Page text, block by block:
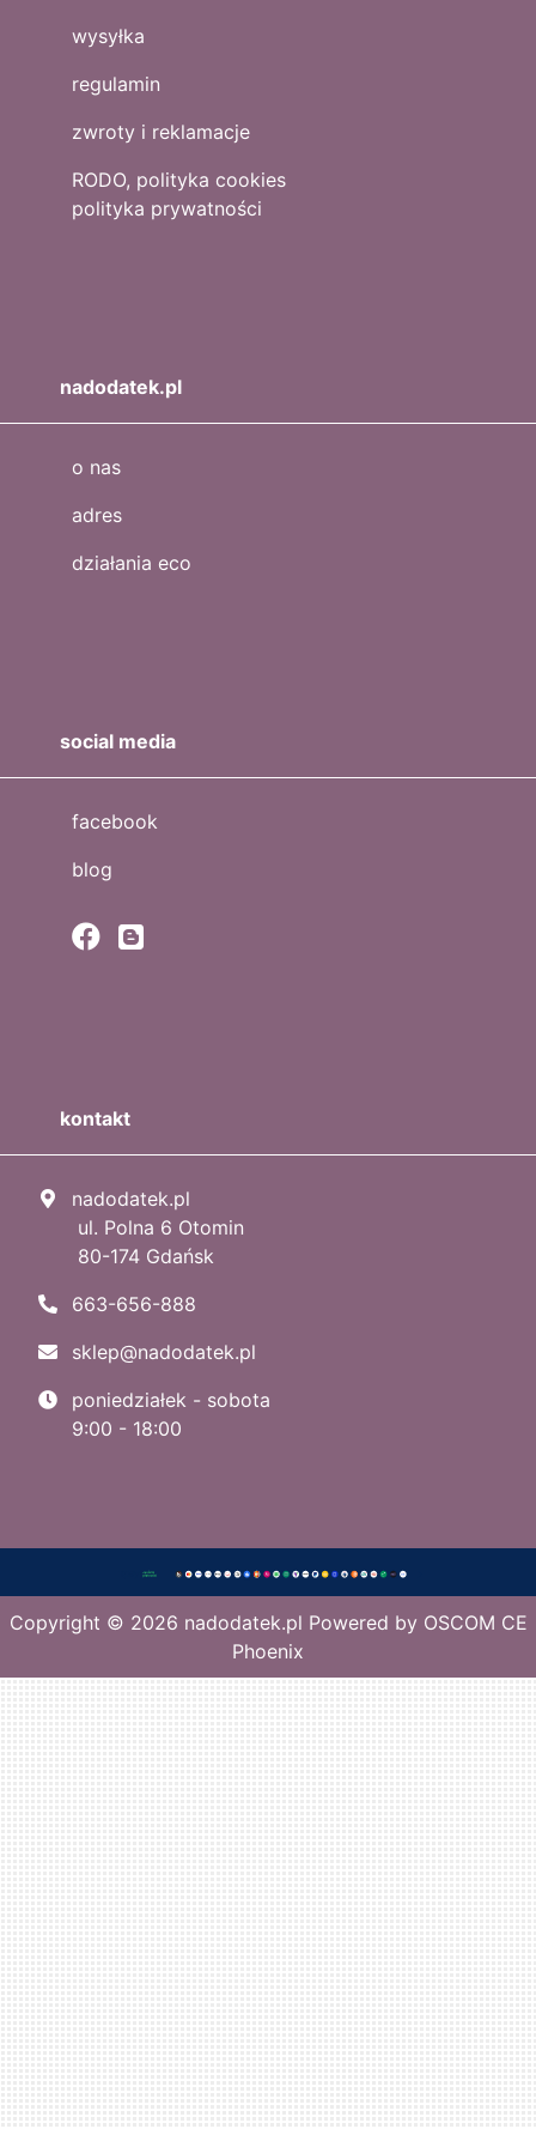
wysyłka
regulamin
zwroty i reklamacje
RODO, polityka cookies
polityka prywatności
nadodatek.pl
o nas
adres
działania eco
social media
facebook
blog
kontakt
nadodatek.pl
ul. Polna 6 Otomin
80-174 Gdańsk
663-656-888
sklep@nadodatek.pl
poniedziałek - sobota
9:00 - 18:00
Copyright © 2026 nadodatek.pl Powered by OSCOM CE
Phoenix